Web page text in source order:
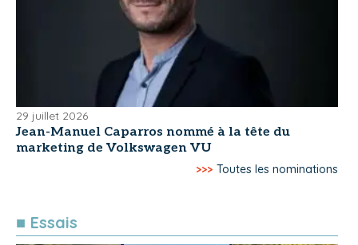
29 juillet 2026
Jean-Manuel Caparros nommé à la tête du
marketing de Volkswagen VU
>>> Toutes les nominations
■ Essais